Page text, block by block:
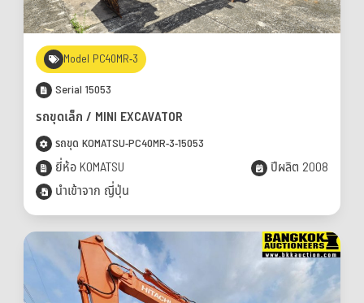
Model PC40MR-3
Serial 15053
รถขุดเล็ก / MINI EXCAVATOR
รถขุด KOMATSU-PC40MR-3-15053
ยี่ห้อ KOMATSU
ปีผลิต 2008
นำเข้าจาก ญี่ปุ่น